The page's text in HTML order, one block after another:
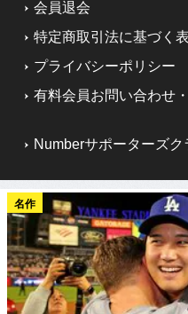
会員退会
特定商取引法に基づく
プライバシーポリシー
有料会員お問い合わせ
Numberサポーターズ
名作